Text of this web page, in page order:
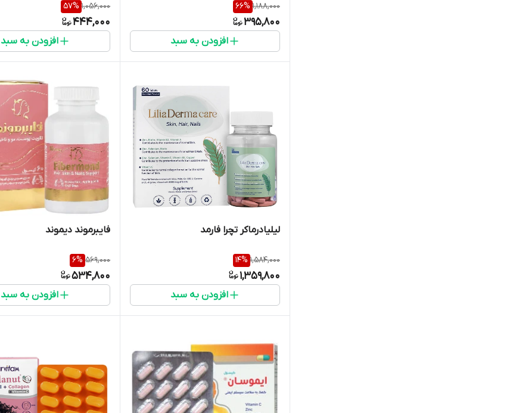
1,188,000
66%
395,800
افزودن به سبد
1,056,000
57%
444,000
افزودن به سبد
لیلیادرماکر تچرا فارمد
1,584,000
14%
1,359,800
افزودن به سبد
فایبرموند دیموند
569,000
6%
534,800
افزودن به سبد